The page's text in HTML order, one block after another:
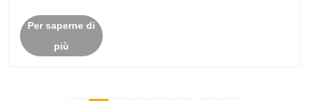
Per saperne di
più